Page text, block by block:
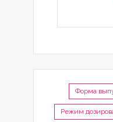
Форма
Режим